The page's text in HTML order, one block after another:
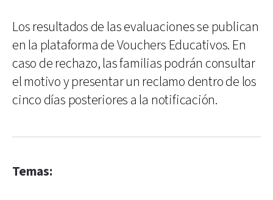
Los resultados de las evaluaciones se publican
en la plataforma de Vouchers Educativos. En
caso de rechazo, las familias podrán consultar
el motivo y presentar un reclamo dentro de los
cinco días posteriores a la notificación.
Temas: